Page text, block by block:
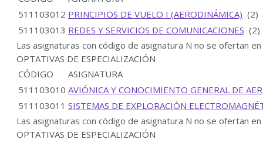
511103012 PRINCIPIOS DE VUELO I (AERODINÁMICA) (2)
511103013 REDES Y SERVICIOS DE COMUNICACIONES (2)
Las asignaturas con código de asignatura N no se ofertan
OPTATIVAS DE ESPECIALIZACIÓN
CÓDIGO
ASIGNATURA
511103010 AVIÓNICA Y CONOCIMIENTO GENERAL DE
511103011 SISTEMAS DE EXPLORACIÓN
Las asignaturas con código de asignatura N no se ofertan
OPTATIVAS DE ESPECIALIZACIÓN